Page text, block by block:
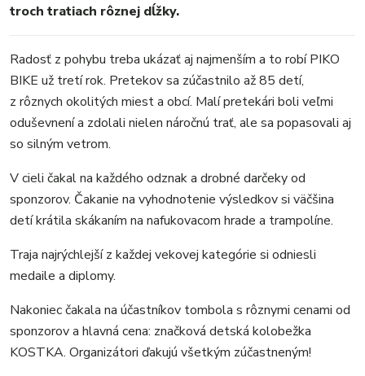
troch tratiach rôznej dĺžky.
Radosť z pohybu treba ukázať aj najmenším a to robí PIKO
BIKE už tretí rok. Pretekov sa zúčastnilo až 85 detí,
z rôznych okolitých miest a obcí. Malí pretekári boli veľmi
oduševnení a zdolali nielen náročnú trať, ale sa popasovali aj
so silným vetrom.
V cieli čakal na každého odznak a drobné darčeky od
sponzorov. Čakanie na vyhodnotenie výsledkov si väčšina
detí krátila skákaním na nafukovacom hrade a trampolíne.
Traja najrýchlejší z každej vekovej kategórie si odniesli
medaile a diplomy.
Nakoniec čakala na účastníkov tombola s rôznymi cenami od
sponzorov a hlavná cena: značková detská kolobežka
KOSTKA. Organizátori ďakujú všetkým zúčastneným!